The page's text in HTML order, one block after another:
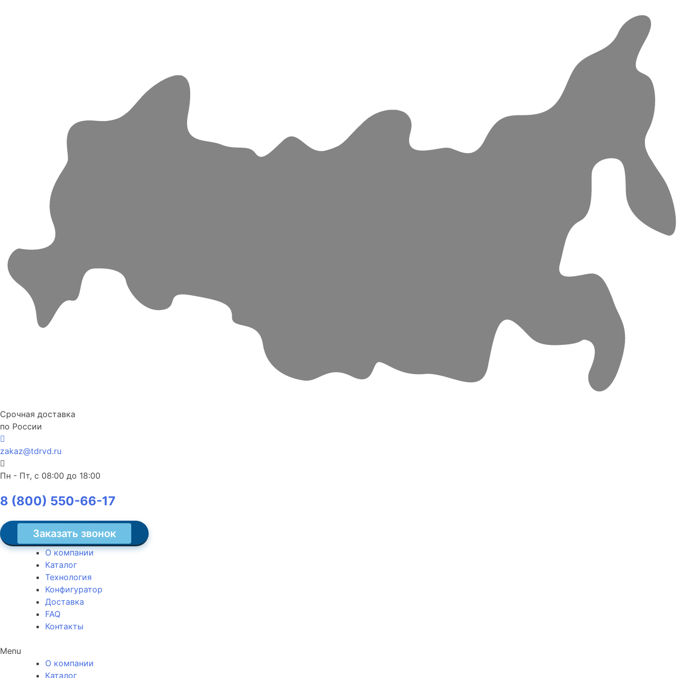
Срочная доставка
по России
zakaz@tdrvd.ru
Пн - Пт, c 08:00 до 18:00
8 (800) 550-66-17
Заказать звонок
О компании
Каталог
Технология
Конфигуратор
Доставка
FAQ
Контакты
Menu
О компании
Каталог